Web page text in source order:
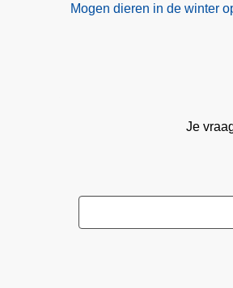
Mogen dieren in de winter
Je